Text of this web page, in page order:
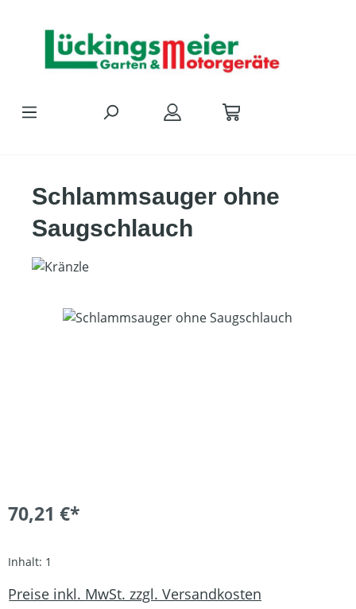
Schlammsauger ohne
Saugschlauch
Bildergalerie überspringen
70,21 €*
Inhalt: 1
Preise inkl. MwSt. zzgl. Versandkosten